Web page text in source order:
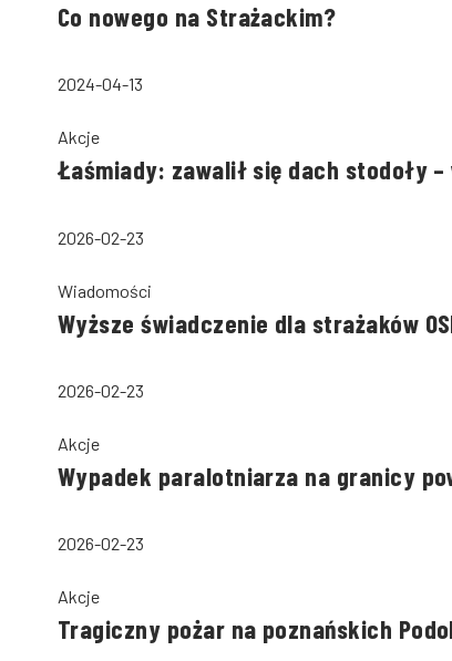
Co nowego na Strażackim?
2024-04-13
Akcje
Łaśmiady: zawalił się dach stodoły
2026-02-23
Wiadomości
Wyższe świadczenie dla strażaków
2026-02-23
Akcje
Wypadek paralotniarza na granicy
2026-02-23
Akcje
Tragiczny pożar na poznańskich